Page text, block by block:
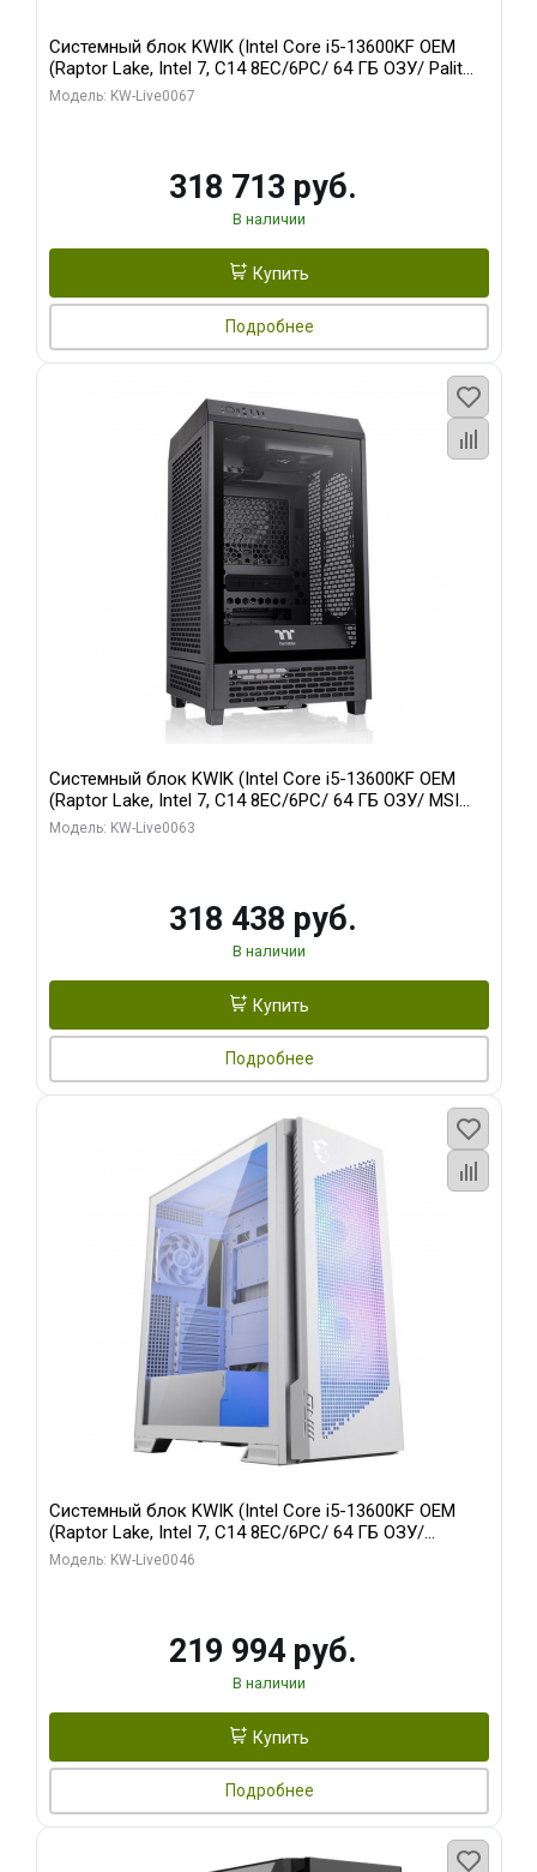
Системный блок KWIK (Intel Core i5-13600KF OEM
(Raptor Lake, Intel 7, C14 8EC/6PC/ 64 ГБ ОЗУ/ Palit
RTX5080 GAMINGPRO OC 16GB GDDR7 256bit 3xDP
Модель: KW-Live0067
318 713 руб.
В наличии
Купить
Подробнее
Системный блок KWIK (Intel Core i5-13600KF OEM
(Raptor Lake, Intel 7, C14 8EC/6PC/ 64 ГБ ОЗУ/ MSI
RTX5080 VENTUS 3X OC 16GB GDDR7 256bit 3xDP
Модель: KW-Live0063
318 438 руб.
В наличии
Купить
Подробнее
Системный блок KWIK (Intel Core i5-13600KF OEM
(Raptor Lake, Intel 7, C14 8EC/6PC/ 64 ГБ ОЗУ/
Gigabyte RTX5060Ti GAMING OC 8GB GDDR7 128bit
Модель: KW-Live0046
219 994 руб.
В наличии
Купить
Подробнее